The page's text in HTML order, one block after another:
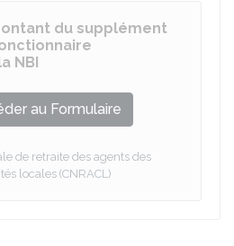
du supplément
NBI
au Formulaire
de retraite des agents des
locales (CNRACL)